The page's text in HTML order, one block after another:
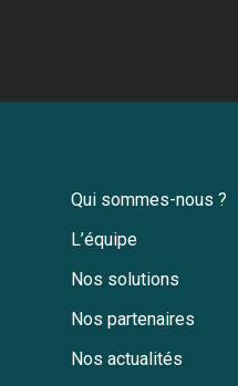
Qui sommes-nous ?
L’équipe
Nos solutions
Nos partenaires
Nos actualités